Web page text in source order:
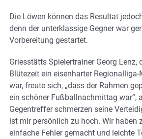
Die Löwen können das Resultat
denn der unterklassige Gegner war
Vorbereitung gestartet.
Griesstätts Spielertrainer Georg Lenz,
Blütezeit ein eisenharter Regionalliga-
war, freute sich, „dass der Rahmen
ein schöner Fußballnachmittag war“,
Gegentreffer schmerzen seine
ist mir persönlich zu hoch. Wir haben
einfache Fehler gemacht und leichte